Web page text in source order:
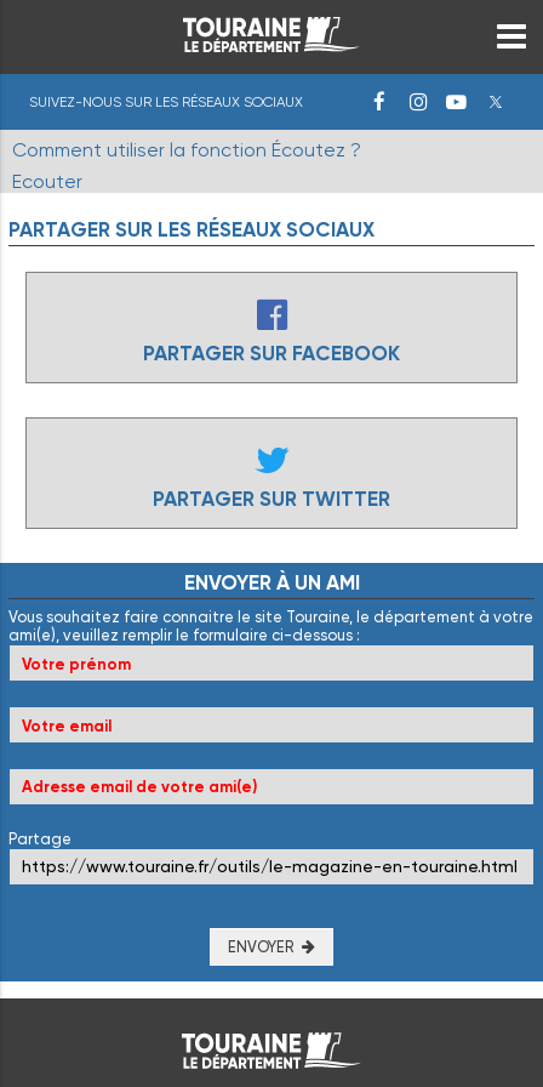
SUIVEZ-NOUS SUR LES RÉSEAUX SOCIAUX
Comment utiliser la fonction Écoutez ?
Ecouter
PARTAGER SUR LES RÉSEAUX SOCIAUX
PARTAGER SUR FACEBOOK
PARTAGER SUR TWITTER
ENVOYER À UN AMI
Vous souhaitez faire connaitre le site Touraine, le département à votre
ami(e), veuillez remplir le formulaire ci-dessous :
Partage
ENVOYER